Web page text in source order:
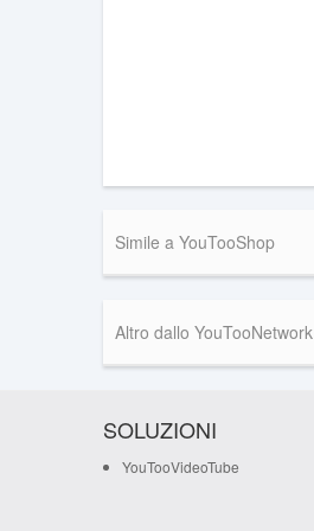
Simile a YouTooShop
Altro dallo YouTooNetwork
SOLUZIONI
YouTooVideoTube